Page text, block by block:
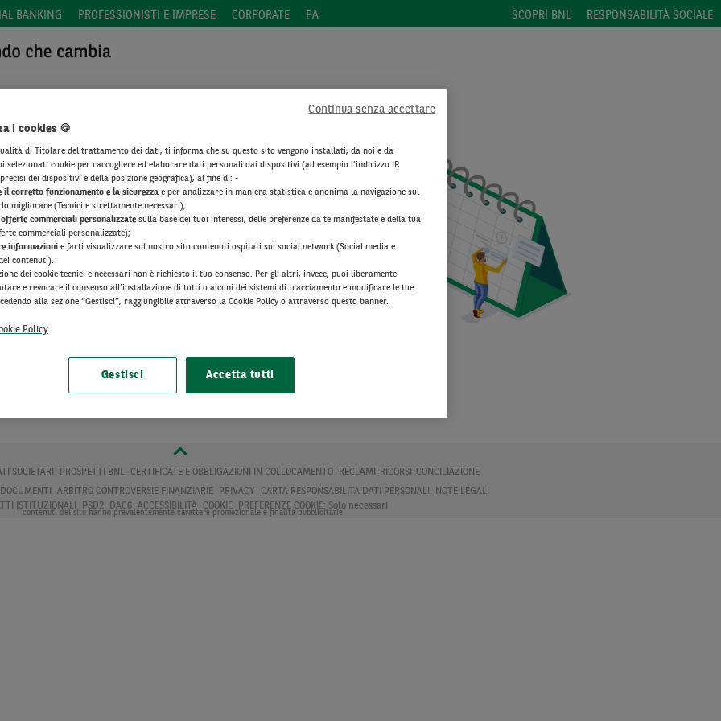
BANKING PROFESSIONISTI E IMPRESE CORPORATE PA RESPONSABILITÀ SOCIALE
SCOPRI BNL
Accedi all’Area Clienti” e procedi dopo il riconoscimento.
,inserisci i tuoi datie fissa l’incontro.
visione dell’
SOCIETARI PROSPETTI BNL CERTIFICATE E OBBLIGAZIONI IN COLLOCAMENTO RECLAMI-RICORSI-CONCILIAZIONE
ARBITRO CONTROVERSIE FINANZIARIE PRIVACY CARTA RESPONSABILITÀ DATI PERSONALI
NOTE LEGALI
ISTITUZIONALI
PSD2 DAC6 ACCESSIBILITÀ COOKIE PREFERENZE COOKIE: Solo necessari
I contenuti del sito hanno prevalentemente carattere promozionale e finalità pubblicitarie
i cookies 🍪
di Titolare del trattamento dei dati, ti informa che su questo sito vengono installati, da noi e da
selezionati cookie per raccogliere ed elaborare dati personali dai dispositivi (ad esempio l’indirizzo IP,
dei dispositivi e della posizione geografica), al fine di: -
il corretto funzionamento e la sicurezza e per analizzare in maniera statistica e anonima la navigazione sul
migliorare (Tecnici e strettamente necessari);
commerciali personalizzate sulla base dei tuoi interessi, delle preferenze da te manifestate e della tua
commerciali personalizzate);
informazioni e farti visualizzare sul nostro sito contenuti ospitati sui social network (Social media e
contenuti).
dei cookie tecnici e necessari non è richiesto il tuo consenso. Per gli altri, invece, puoi liberamente
e revocare il consenso all’installazione di tutti o alcuni dei sistemi di tracciamento e modificare le tue
alla sezione “Gestisci”, raggiungibile attraverso la Cookie Policy o attraverso questo banner.
Policy
Gestisci Accetta tutti
Continua senza accettare